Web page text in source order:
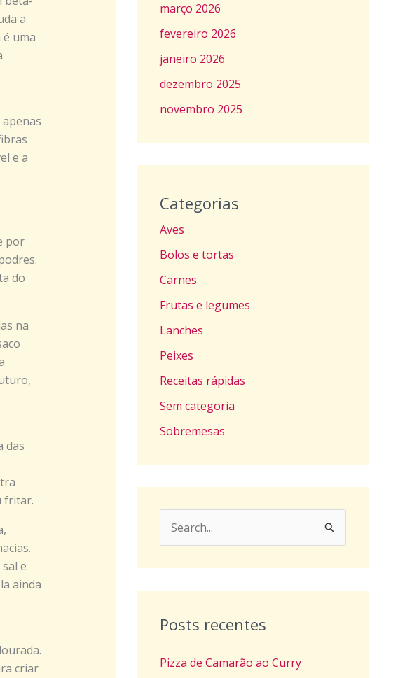
a
uma
e a
por
do
na
das
fritar.
e
ainda
criar
março 2026
fevereiro 2026
janeiro 2026
dezembro 2025
novembro 2025
Categorias
Aves
Bolos e tortas
Carnes
Frutas e legumes
Lanches
Peixes
Receitas rápidas
Sem categoria
Sobremesas
u
s
Posts recentes
Pizza de Camarão ao Curry